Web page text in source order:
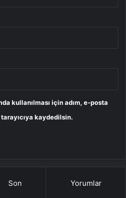
kullanılması için adım, e-posta
kaydedilsin.
Son Yorumlar